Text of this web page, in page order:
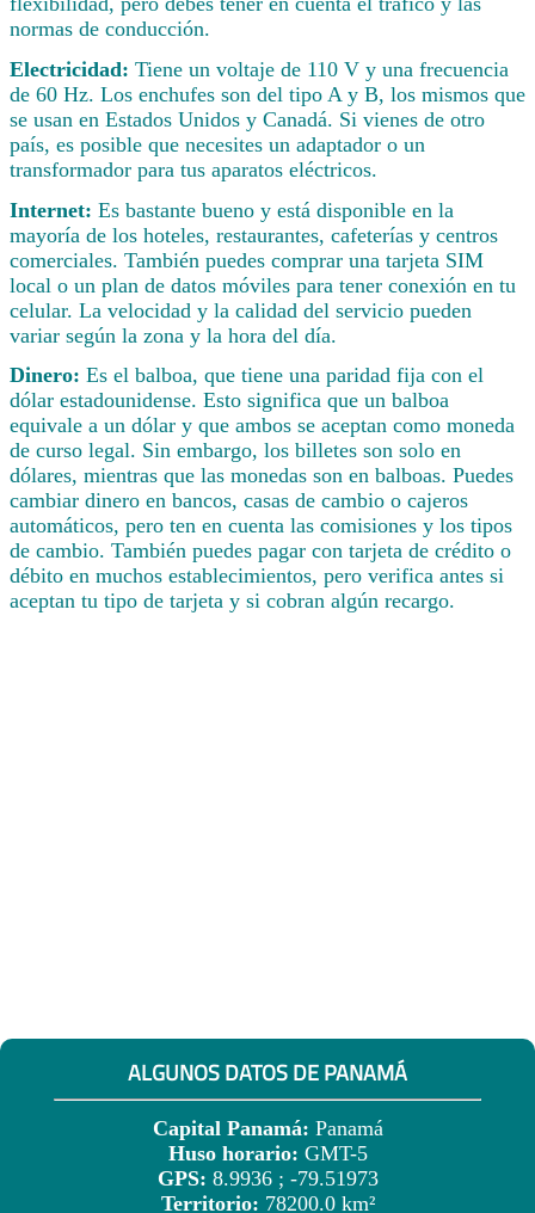
normas de conducción.
Electricidad: Tiene un voltaje de 110 V y una frecuencia
de 60 Hz. Los enchufes son del tipo A y B, los mismos que
se usan en Estados Unidos y Canadá. Si vienes de otro
país, es posible que necesites un adaptador o un
transformador para tus aparatos eléctricos.
Internet: Es bastante bueno y está disponible en la
mayoría de los hoteles, restaurantes, cafeterías y centros
comerciales. También puedes comprar una tarjeta SIM
local o un plan de datos móviles para tener conexión en tu
celular. La velocidad y la calidad del servicio pueden
variar según la zona y la hora del día.
Dinero: Es el balboa, que tiene una paridad fija con el
dólar estadounidense. Esto significa que un balboa
equivale a un dólar y que ambos se aceptan como moneda
de curso legal. Sin embargo, los billetes son solo en
dólares, mientras que las monedas son en balboas. Puedes
cambiar dinero en bancos, casas de cambio o cajeros
automáticos, pero ten en cuenta las comisiones y los tipos
de cambio. También puedes pagar con tarjeta de crédito o
débito en muchos establecimientos, pero verifica antes si
aceptan tu tipo de tarjeta y si cobran algún recargo.
ALGUNOS DATOS DE PANAMÁ
Capital Panamá: Panamá
Huso horario: GMT-5
GPS: 8.9936 ; -79.51973
Territorio: 78200.0 km²